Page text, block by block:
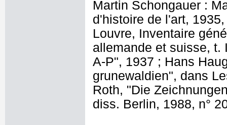
Martin Schongauer :
d'histoire de l'art,
Louvre, Inventaire
allemande et suisse, t.
A-P", 1937 ; Hans
grunewaldien", dans
Roth, "Die
diss. Berlin, 1988, n°